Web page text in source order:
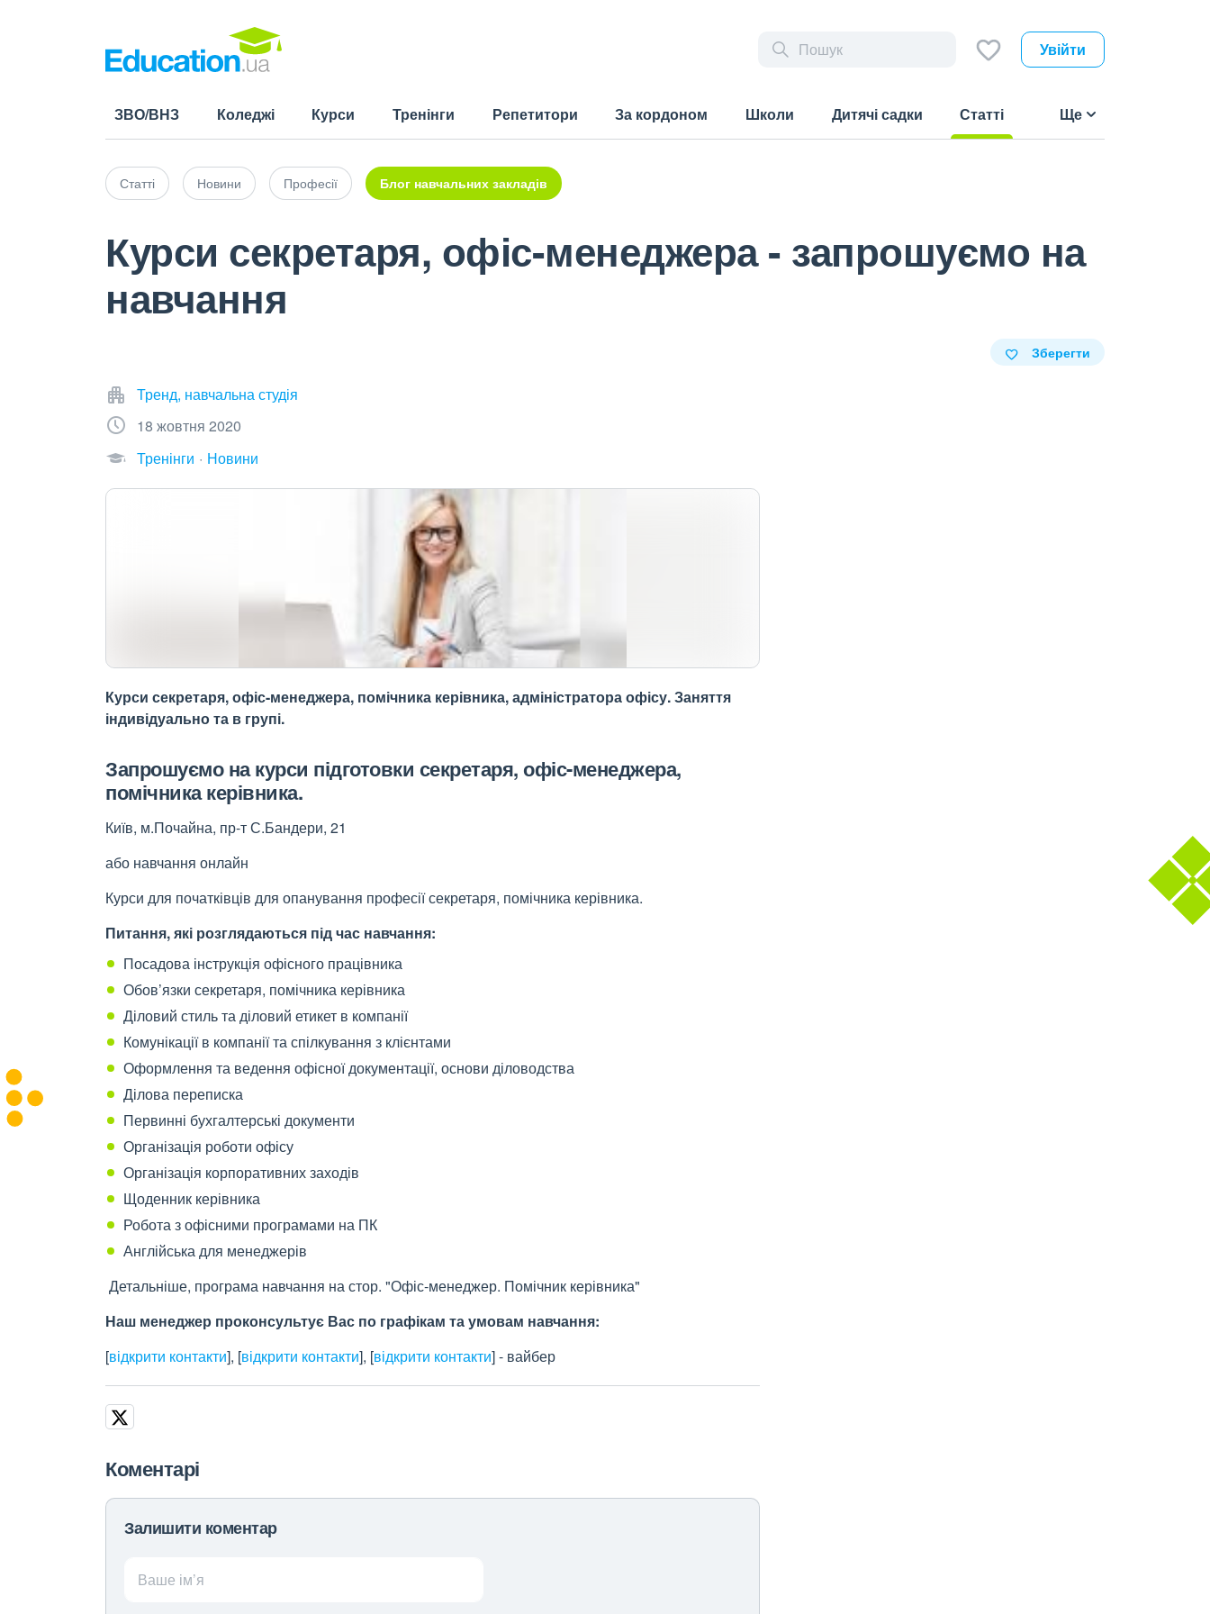
Увійти
ЗВО/ВНЗ Коледжі Курси Тренінги Репетитори За кордоном Школи Дитячі садки
Статті
Ще
Статті Новини Професії Блог навчальних закладів
Курси секретаря, офіс-менеджера - запрошуємо на
навчання
Зберегти
Тренд, навчальна студія
18 жовтня 2020
Тренінги
Новини
Курси секретаря, офіс-менеджера, помічника керівника, адміністратора офісу. Заняття
індивідуально та в групі.
Запрошуємо на курси підготовки секретаря, офіс-менеджера,
помічника керівника.
Київ, м.Почайна, пр-т С.Бандери, 21
або навчання онлайн
Курси для початківців для опанування професії секретаря, помічника керівника.
Питання, які розглядаються під час навчання:
Посадова інструкція офісного працівника
Обов’язки секретаря, помічника керівника
Діловий стиль та діловий етикет в компанії
Комунікації в компанії та спілкування з клієнтами
Оформлення та ведення офісної документації, основи діловодства
Ділова переписка
Первинні бухгалтерські документи
Організація роботи офісу
Організація корпоративних заходів
Щоденник керівника
Робота з офісними програмами на ПК
Англійська для менеджерів
Детальніше, програма навчання на стор. "Офіс-менеджер. Помічник керівника"
Наш менеджер проконсультує Вас по графікам та умовам навчання:
[відкрити контакти], [відкрити контакти], [відкрити контакти]- вайбер
Коментарі
Залишити коментар
Ваше ім’я